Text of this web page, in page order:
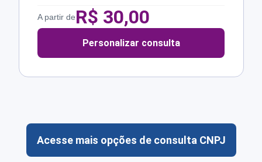
A partir deR$ 30,00
Personalizar consulta
Acesse mais opções de consulta CNPJ